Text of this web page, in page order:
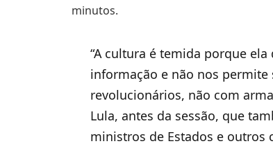
minutos.
“A cultura é temida porque
informação e não nos
revolucionários, não com
Lula, antes da sessão, que
ministros de Estados e outros